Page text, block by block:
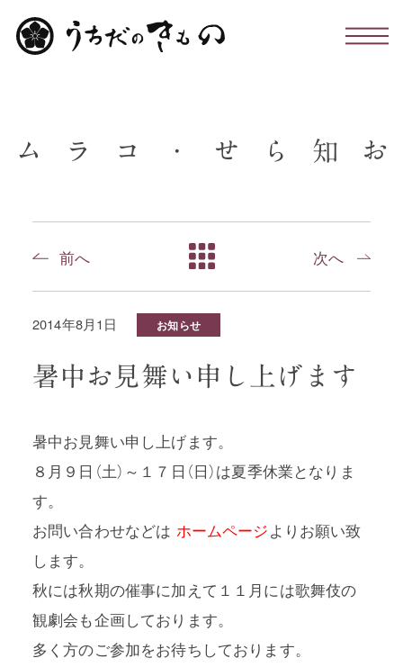
店舗のこと
お知らせ・コラム
プライバシーポリシー
特定商取引法に基づく表記
利用規約
お
知
ら
せ
・
コ
ラ
ム
前へ 次へ
2014年8月1日 お知らせ
暑中お見舞い申し上げます
暑中お見舞い申し上げます。
８月９日（土）～１７日（日）は夏季休業となりま
す。
お問い合わせなどは ホームページよりお願い致
します。
秋には秋期の催事に加えて１１月には歌舞伎の
観劇会も企画しております。
多く方のご参加をお待ちしております。